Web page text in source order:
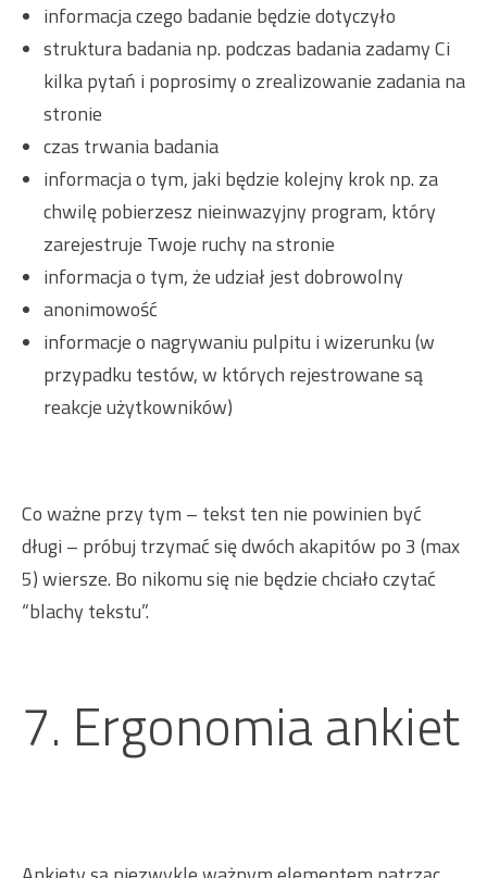
informacja czego badanie będzie dotyczyło
struktura badania np. podczas badania zadamy Ci
kilka pytań i poprosimy o zrealizowanie zadania na
stronie
czas trwania badania
informacja o tym, jaki będzie kolejny krok np. za
chwilę pobierzesz nieinwazyjny program, który
zarejestruje Twoje ruchy na stronie
informacja o tym, że udział jest dobrowolny
anonimowość
informacje o nagrywaniu pulpitu i wizerunku (w
przypadku testów, w których rejestrowane są
reakcje użytkowników)
Co ważne przy tym – tekst ten nie powinien być
długi – próbuj trzymać się dwóch akapitów po 3 (max
5) wiersze. Bo nikomu się nie będzie chciało czytać
“blachy tekstu”.
7. Ergonomia ankiet